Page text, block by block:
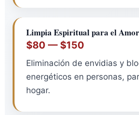
Limpia Espiritual para el Amor
$80 — $150
Eliminación de envidias y
energéticos en personas,
hogar.